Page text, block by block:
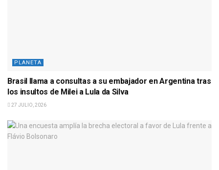
PLANETA
Brasil llama a consultas a su embajador en Argentina tras
los insultos de Milei a Lula da Silva
27 JULIO, 2026